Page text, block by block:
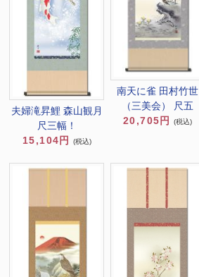
夫婦滝昇鯉 森山観月
尺三幅！
15,104円
(税込)
南天に雀 田村竹世
（三美会） 尺五
20,705円
(税込)